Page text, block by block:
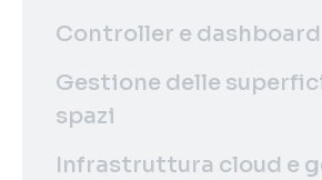
Controller e dashboard
Gestione delle
spazi
Infrastruttura cloud e